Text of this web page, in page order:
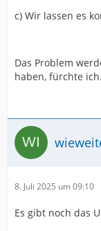
c) Wir lassen es
Das Problem
haben, fürchte
8. Juli 2025 um 09:10
Es gibt noch das